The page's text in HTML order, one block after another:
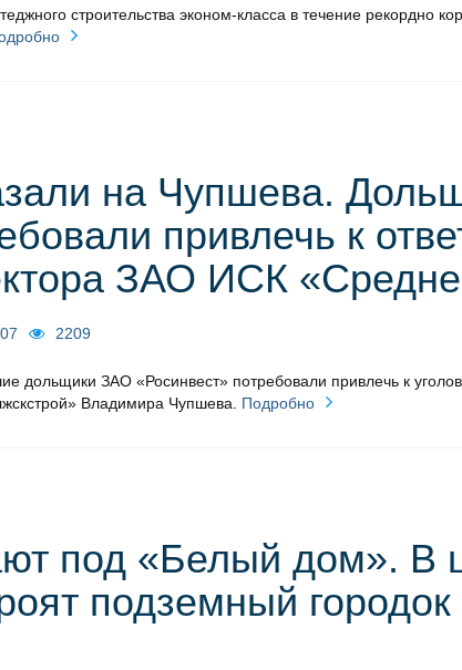
строительства эконом-класса в течение рекордно
на Чупшева.
привлечь к
ЗАО ИСК
2209
дольщики ЗАО «Росинвест» потребовали привлечь к
Владимира Чупшева. Подробно
под «Белый дом». В
подземный